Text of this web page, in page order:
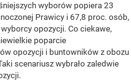
wyborów popiera 23
Prawicy i 67,8 proc. osób,
opozycji. Co ciekawe,
poparcie
opozycji i buntowników z obozu
scenariusz wybrało zaledwie